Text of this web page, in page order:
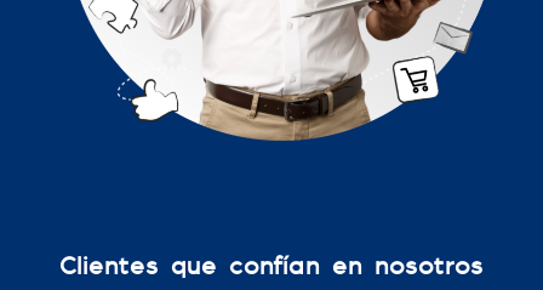
Clientes que confían en nosotros